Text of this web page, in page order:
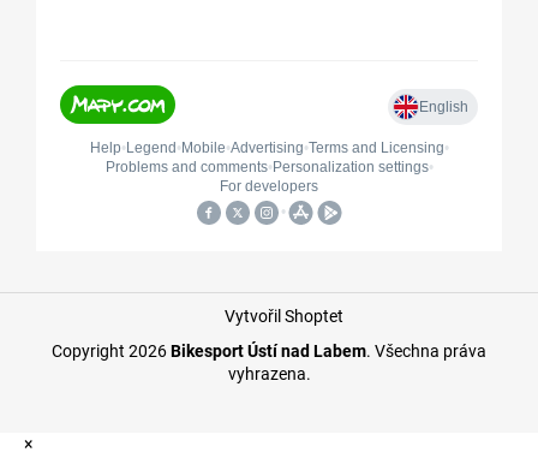
Vytvořil Shoptet
Copyright 2026Bikesport Ústí nad Labem. Všechna práva
vyhrazena.
×